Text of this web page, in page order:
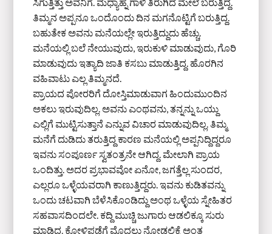
ತಿಮ್ಮನ ಅಪ್ಪನೂ ಒಂದೊಂದು ದಿನ ಮಗನೊಟ್ಟಿಗೆ ಬರುತ್ತಿದ್ದ.
ಬಹುತೇಕ ಅವನು ಮನೆಯಲ್ಲೇ ಇರುತ್ತಿದ್ದುದು ಹೆಚ್ಚು.
ಮನೆಯಲ್ಲಿ ಬಲೆ ನೇಯುವುದು, ಇರುಕುಳಿ ಮಾಡುವುದು, ಗೊರಿ
ಮಾಡುವುದು ಇತ್ಯಾದಿ ಜಾತಿ ಕಸಬು ಮಾಡುತ್ತಿದ್ದ. ಹೊರಗಿನ
ವಹಿವಾಟು ಎಲ್ಲ ತಿಮ್ಮನದೆ.
ಪ್ರಾಯದ ಪೋರರಿಗೆ ದೋಸ್ತಿಮಾಡುವಾಗ ಹಿಂದುಮುಂದಿನ
ಅಕಲು ಇರುವುದಿಲ್ಲ. ಅವನು ಎಂಥವನು, ತನ್ನನ್ನು ಒಯ್ದು
ಎಲ್ಲಿಗೆ ಮುಟ್ಟಿಸುತ್ತಾನೆ ಎನ್ನುವ ವಿಚಾರ ಮಾಡುವುದಿಲ್ಲ. ತಿಮ್ಮ
ಮನೆಗೆ ದುಡಿದು ತರುತ್ತಿದ್ದ ಕಾರಣ ಮನೆಯಲ್ಲಿ ಅಪ್ಪನಿದ್ದಿದ್ದರೂ
ಇವನು ಸಂಪೂರ್ಣ ಸ್ವತಂತ್ರನೇ ಆಗಿದ್ದ. ಮೇಲಾಗಿ ಪ್ರಾಯ
ಒಂದಿತ್ತು. ಅದರ ಪ್ರಭಾವವೋ ಏನೋ, ಜಗತ್ತೆಲ್ಲ ಸುಂದರ,
ಎಲ್ಲರೂ ಒಳ್ಳೆಯವರಾಗಿ ಕಾಣುತ್ತಿದ್ದರು. ಇವನು ಕುಡಿತವನ್ನು
ಒಂದು ಚಟವಾಗಿ ಬೆಳೆಸಿಕೊಂಡಿದ್ದು ಅಂಥ ಒಳ್ಳೆಯ ಸ್ನೇಹಿತರ
ಸಹವಾಸದಿಂದಲೇ. ಕದ್ದಿ ಮುಚ್ಚಿ ಜುಗಾರು ಆಡಲಿಕ್ಕೂ ಸುರು
ಮಾಡಿದ್ದ. ಕೋಳಿಪಡೆಗೆ ಮೊದಲು ನೋಡಲಿಕ್ಕೆ ಅಂತ